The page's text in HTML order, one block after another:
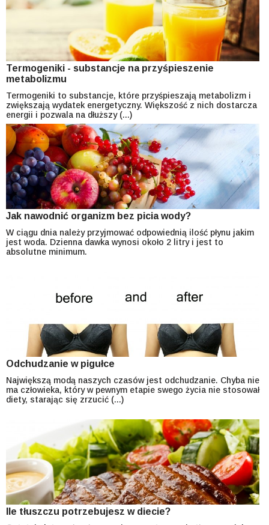
Termogeniki - substancje na przyśpieszenie
metabolizmu
Termogeniki to substancje, które przyśpieszają metabolizm i
zwiększają wydatek energetyczny. Większość z nich dostarcza
energii i pozwala na dłuższy (...)
Jak nawodnić organizm bez picia wody?
W ciągu dnia należy przyjmować odpowiednią ilość płynu jakim
jest woda. Dzienna dawka wynosi około 2 litry i jest to
absolutne minimum.
Odchudzanie w pigułce
Największą modą naszych czasów jest odchudzanie. Chyba nie
ma człowieka, który w pewnym etapie swego życia nie stosował
diety, starając się zrzucić (...)
Ile tłuszczu potrzebujesz w diecie?